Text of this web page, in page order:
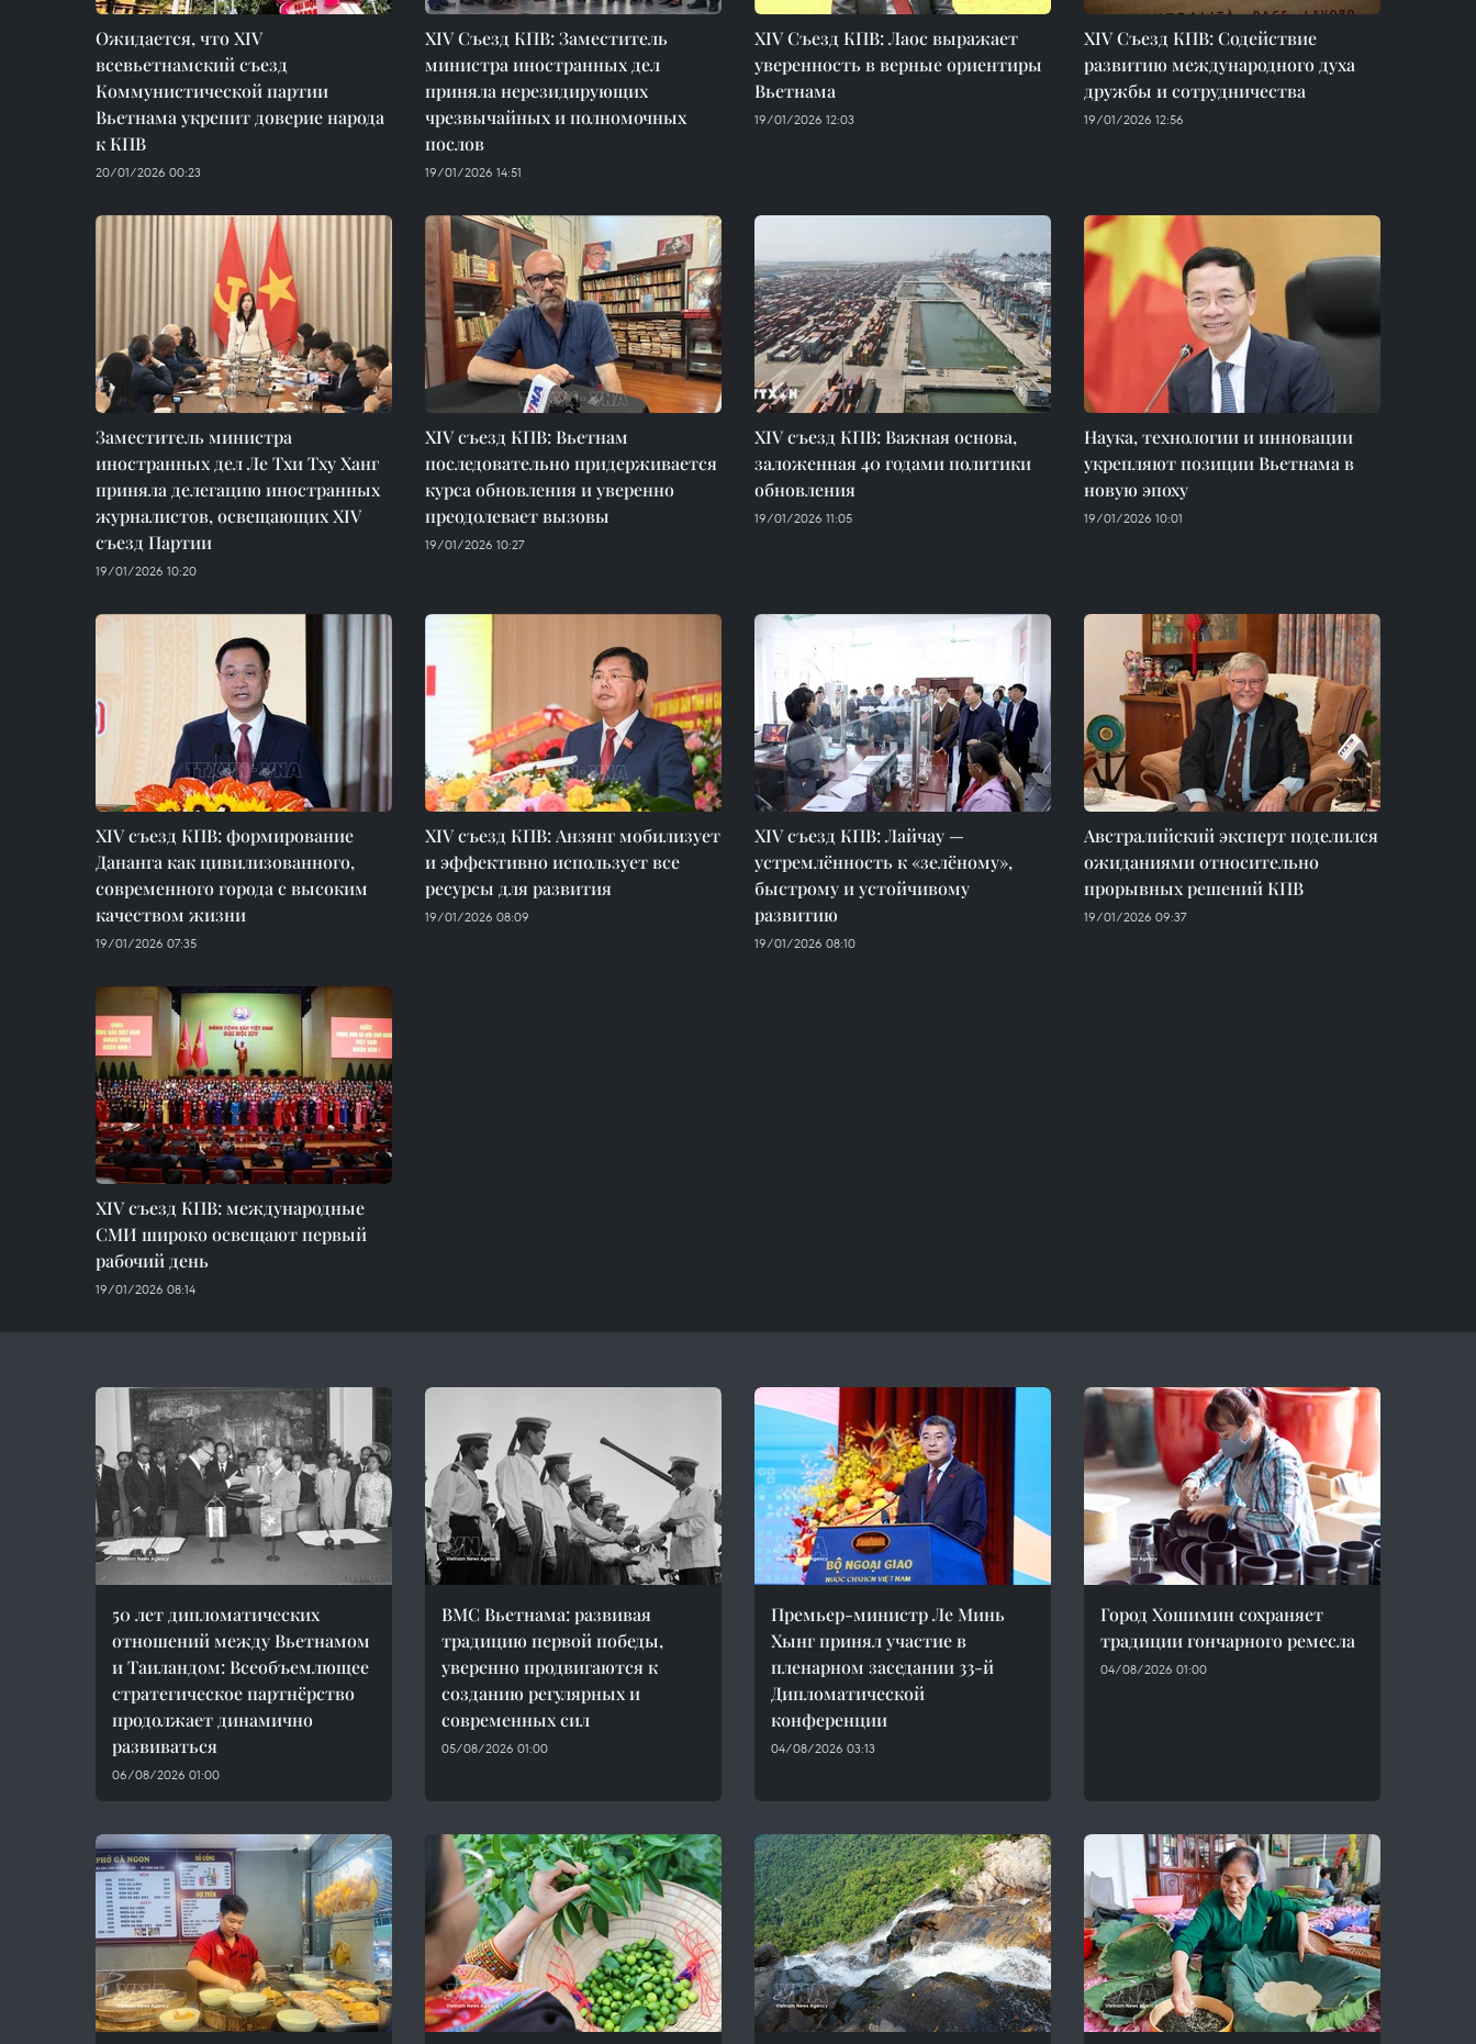
Ожидается, что XIV
всевьетнамский съезд
Коммунистической партии
Вьетнама укрепит доверие народа
к КПВ
20/01/2026 00:23
XIV Съезд КПВ: Заместитель
министра иностранных дел
приняла нерезидирующих
чрезвычайных и полномочных
послов
19/01/2026 14:51
XIV Съезд КПВ: Лаос выражает
уверенность в верные ориентиры
Вьетнама
19/01/2026 12:03
XIV Съезд КПВ: Содействие
развитию международного духа
дружбы и сотрудничества
19/01/2026 12:56
Заместитель министра
иностранных дел Ле Тхи Тху Ханг
приняла делегацию иностранных
журналистов, освещающих XIV
съезд Партии
19/01/2026 10:20
XIV съезд КПВ: Вьетнам
последовательно придерживается
курса обновления и уверенно
преодолевает вызовы
19/01/2026 10:27
XIV съезд КПВ: Важная основа,
заложенная 40 годами политики
обновления
19/01/2026 11:05
Наука, технологии и инновации
укрепляют позиции Вьетнама в
новую эпоху
19/01/2026 10:01
XIV съезд КПВ: формирование
Дананга как цивилизованного,
современного города с высоким
качеством жизни
19/01/2026 07:35
XIV съезд КПВ: Анзянг мобилизует
и эффективно использует все
ресурсы для развития
19/01/2026 08:09
XIV съезд КПВ: Лайчау —
устремлённость к «зелёному»,
быстрому и устойчивому
развитию
19/01/2026 08:10
Австралийский эксперт поделился
ожиданиями относительно
прорывных решений КПВ
19/01/2026 09:37
XIV съезд КПВ: международные
СМИ широко освещают первый
рабочий день
19/01/2026 08:14
50 лет дипломатических
отношений между Вьетнамом
и Таиландом: Всеобъемлющее
стратегическое партнёрство
продолжает динамично
развиваться
06/08/2026 01:00
ВМС Вьетнама: развивая
традицию первой победы,
уверенно продвигаются к
созданию регулярных и
современных сил
05/08/2026 01:00
Премьер-министр Ле Минь
Хынг принял участие в
пленарном заседании 33-й
Дипломатической
конференции
04/08/2026 03:13
Город Хошимин сохраняет
традиции гончарного ремесла
04/08/2026 01:00